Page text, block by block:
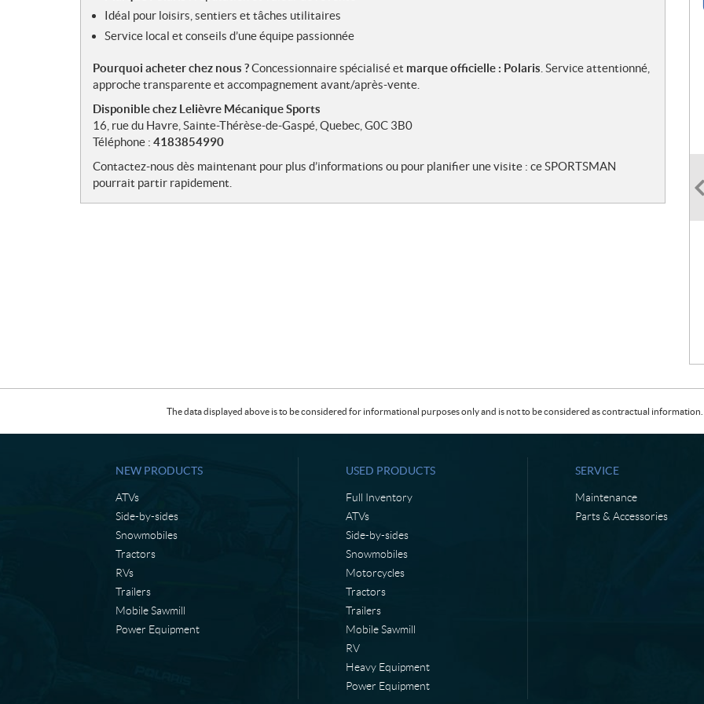
Idéal pour loisirs, sentiers et tâches utilitaires
Service local et conseils d’une équipe passionnée
Pourquoi acheter chez nous ?Concessionnaire spécialisé et marque officielle : Polaris . Service attentionné,
approche transparente et accompagnement avant/après-vente.
Disponible chez Lelièvre Mécanique Sports
16, rue du Havre, Sainte-Thérèse-de-Gaspé, Quebec, G0C 3B0
Téléphone : 4183854990
Contactez-nous dès maintenant pour plus d’informations ou pour planifier une visite : ce SPORTSMAN
pourrait partir rapidement.
The data displayed above is to be considered for informational purposes only and is not to be considered as contractual
NEW PRODUCTS
ATVs
Side-by-sides
Snowmobiles
Tractors
RVs
Trailers
Mobile Sawmill
Power Equipment
USED PRODUCTS
Full Inventory
ATVs
Side-by-sides
Snowmobiles
Motorcycles
Tractors
Trailers
Mobile Sawmill
RV
Heavy Equipment
Power Equipment
SERVICE
Maintenance
Parts & Accessories